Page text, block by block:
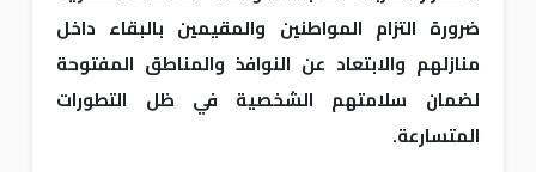
ضرورة التزام المواطنين والمقيمين بالبقاء داخل
منازلهم والابتعاد عن النوافذ والمناطق المفتوحة
لضمان سلامتهم الشخصية في ظل التطورات
المتسارعة.